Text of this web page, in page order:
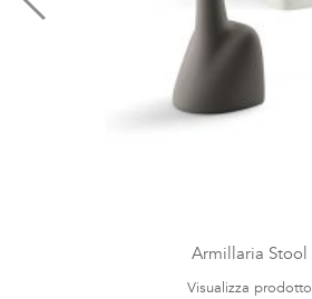
Armillaria Stool
Visualizza prodotto